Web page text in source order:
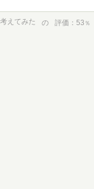
えてみた の 評価 53 ％